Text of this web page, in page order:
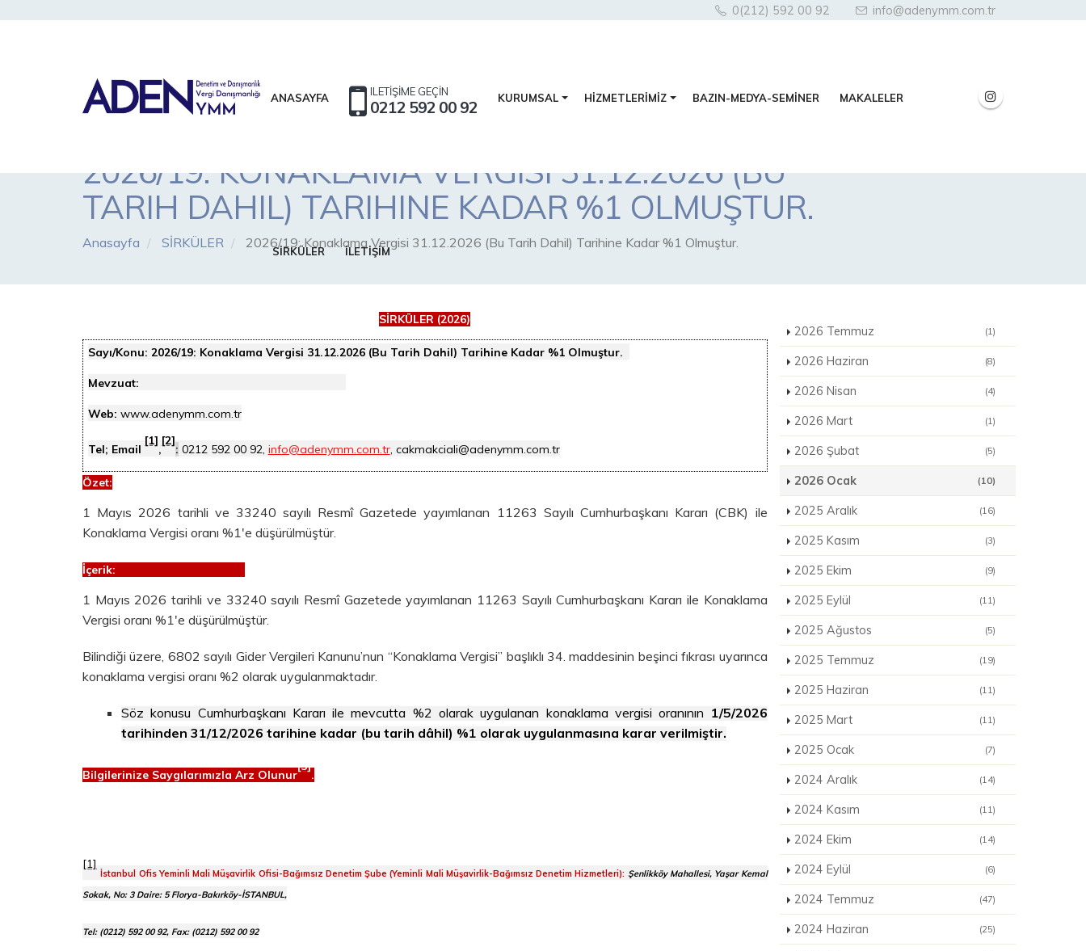
0(212) 592 00 92 info@adenymm.com.tr
ANASAYFA ILETİŞİME GEÇİN
0212 592 00 92 KURUMSAL HİZMETLERİMİZ BAZIN-MEDYA-SEMİNER MAKALELER
SİRKÜLER İLETİŞİM
2026/19: KONAKLAMA VERGISI 31.12.2026 (BU
TARIH DAHIL) TARIHINE KADAR %1 OLMUŞTUR.
Anasayfa SİRKÜLER 2026/19: Konaklama Vergisi 31.12.2026 (Bu Tarih Dahil) Tarihine Kadar %1 Olmuştur.
SİRKÜLER (2026)
Sayı/Konu: 2026/19: Konaklama Vergisi 31.12.2026 (Bu Tarih Dahil) Tarihine Kadar %1 Olmuştur.
Mevzuat:
Web: www.adenymm.com.tr
Tel; Email
[1]
,
[2]
: 0212 592 00 92, info@adenymm.com.tr, cakmakciali@adenymm.com.tr
Özet:
1 Mayıs 2026 tarihli ve 33240 sayılı Resmî Gazetede yayımlanan 11263 Sayılı Cumhurbaşkanı Kararı (CBK) ile
Konaklama Vergisi oranı %1'e düşürülmüştür.
İçerik:
1 Mayıs 2026 tarihli ve 33240 sayılı Resmî Gazetede yayımlanan 11263 Sayılı Cumhurbaşkanı Kararı ile Konaklama
Vergisi oranı %1'e düşürülmüştür.
Bilindiği üzere, 6802 sayılı Gider Vergileri Kanunu’nun “Konaklama Vergisi” başlıklı 34. maddesinin beşinci fıkrası uyarınca
konaklama vergisi oranı %2 olarak uygulanmaktadır.
Söz konusu Cumhurbaşkanı Kararı ile mevcutta %2 olarak uygulanan konaklama vergisi oranının 1/5/2026
tarihinden 31/12/2026 tarihine kadar (bu tarih dâhil) %1 olarak uygulanmasına karar verilmiştir.
Bilgilerinize Saygılarımızla Arz Olunur
[3]
.
[1]
İstanbul Ofis Yeminli Mali Müşavirlik Ofisi-Bağımsız Denetim Şube (Yeminli Mali Müşavirlik-Bağımsız Denetim Hizmetleri): Şenlikköy Mahallesi, Yaşar Kemal
Sokak, No: 3 Daire: 5 Florya-Bakırköy-İSTANBUL,
Tel: (0212) 592 00 92, Fax: (0212) 592 00 92
2026 Temmuz (1)
2026 Haziran (8)
2026 Nisan (4)
2026 Mart (1)
2026 Şubat (5)
2026 Ocak (10)
2025 Aralık (16)
2025 Kasım (3)
2025 Ekim (9)
2025 Eylül (11)
2025 Ağustos (5)
2025 Temmuz (19)
2025 Haziran (11)
2025 Mart (11)
2025 Ocak (7)
2024 Aralık (14)
2024 Kasım (11)
2024 Ekim (14)
2024 Eylül (6)
2024 Temmuz (47)
2024 Haziran (25)